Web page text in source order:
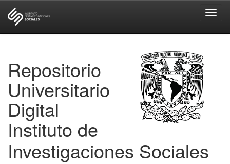
Repositorio
Universitario
Digital
Instituto de
Investigaciones Sociales